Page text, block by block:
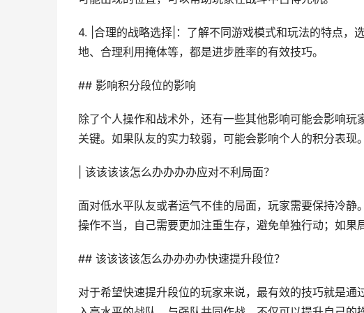
4. |合理的战略选择|：了解不同游戏模式和玩法的特点，
地、合理利用掩体等，都是进步胜率的有效技巧。
## 影响积分段位的影响
除了个人操作和战术外，还有一些其他影响可能会影响
关键。如果队友的实力较弱，可能会影响个人的积分表现。
| 该该该该怎么办办办办应对不利局面？
面对低水平队友或者运气不佳的局面，玩家需要保持冷
操作不当，自己需要更加注重生存，避免单独行动；如果
## 该该该该怎么办办办办快速提升段位？
对于希望快速提升段位的玩家来说，最有效的技巧就是